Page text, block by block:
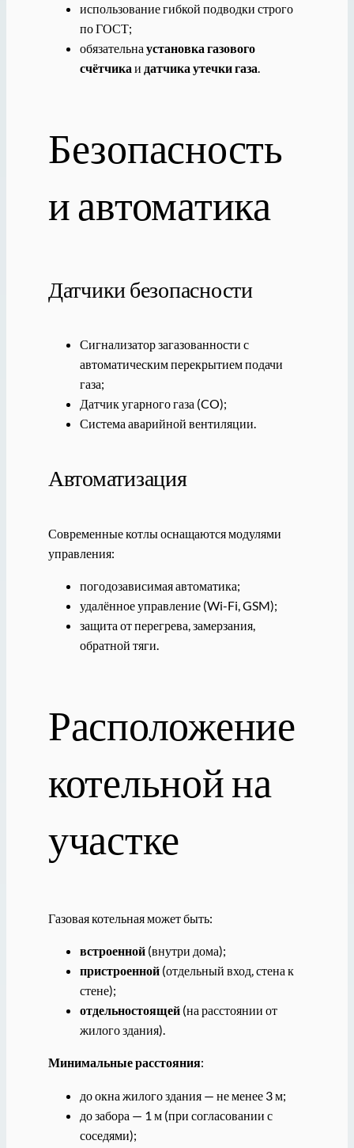
использование гибкой подводки строго
по ГОСТ;
обязательна установка газового
счётчика и датчика утечки газа.
Безопасность
и автоматика
Датчики безопасности
Сигнализатор загазованности с
автоматическим перекрытием подачи
газа;
Датчик угарного газа (CO);
Система аварийной вентиляции.
Автоматизация
Современные котлы оснащаются модулями
управления:
погодозависимая автоматика;
удалённое управление (Wi-Fi, GSM);
защита от перегрева, замерзания,
обратной тяги.
Расположение
котельной на
участке
Газовая котельная может быть:
встроенной(внутри дома);
пристроенной(отдельный вход, стена к
стене);
отдельностоящей(на расстоянии от
жилого здания).
Минимальные расстояния:
до окна жилого здания — не менее 3 м;
до забора — 1 м (при согласовании с
соседями);